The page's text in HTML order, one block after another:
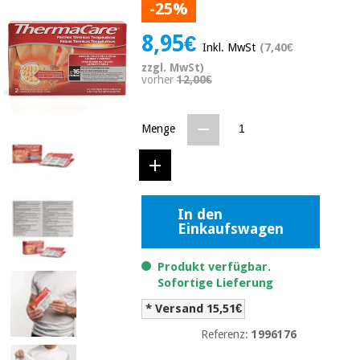
Angebote
Academy
chinesische
medizin
Klinische
möbel
schränke
schutzmaterial
für
coronaviren
Aerobic,
fitness
pilates
Nachricht
Fisaude
Academy
ausrüstung
Traditionelle
chinesische
Klinische
Therapeutische
schränke
Essentielles
schutzmaterial
coronaviren
-25%
8,95€ Inkl. MwSt (7,40€
zzgl. MwSt)
vorher12,00€
Menge
In den
Einkaufswagen
Produkt verfügbar.
Sofortige Lieferung
* Versand 15,51€
Referenz: 1996176